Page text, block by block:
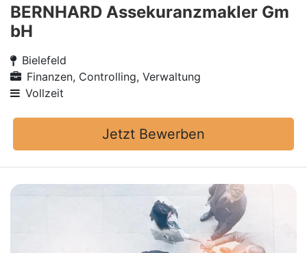
BERNHARD Assekuranzmakler Gm
bH
Bielefeld
Finanzen, Controlling, Verwaltung
Vollzeit
Jetzt Bewerben